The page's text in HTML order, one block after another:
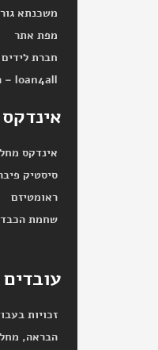
משכנתא
מפת אתר
חברת לידים
loan4all – הלוואות
אינדקס
סיסטיק
ראומטיזם
שחמת הכבד
זכויות
הבראה,